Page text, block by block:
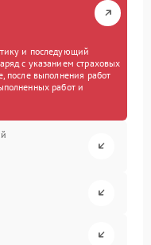
и последующий
с указанием страховых
после выполнения работ
работ и